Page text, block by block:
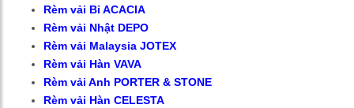
Rèm vải Bỉ ACACIA
Rèm vải Nhật DEPO
Rèm vải Malaysia JOTEX
Rèm vải Hàn VAVA
Rèm vải Anh PORTER & STONE
Rèm vải Hàn CELESTA